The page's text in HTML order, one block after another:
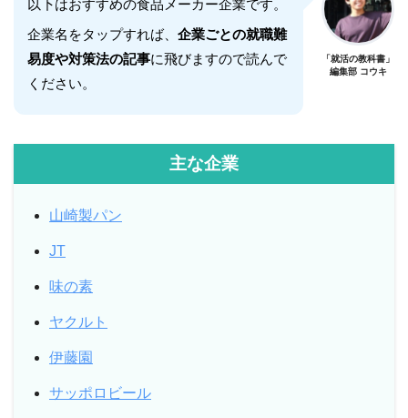
以下はおすすめの食品メーカー企業です。
企業名をタップすれば、 企業ごとの就職難
易度や対策法の記事に飛びますので読んで
ください。
「就活の教科書」
編集部 コウキ
主な企業
山崎製パン
JT
味の素
ヤクルト
伊藤園
サッポロビール